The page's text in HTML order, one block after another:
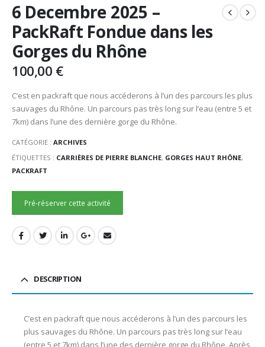
6 Decembre 2025 –
PackRaft Fondue dans les
Gorges du Rhône
100,00 €
C’est en packraft que nous accéderons à l’un des parcours les plus
sauvages du Rhône. Un parcours pas très long sur l’eau (entre 5 et
7km) dans l’une des dernière gorge du Rhône.
CATÉGORIE : ARCHIVES
ÉTIQUETTES : CARRIÈRES DE PIERRE BLANCHE, GORGES HAUT RHÔNE,
PACKRAFT
Pré-réserver cette activité
DESCRIPTION
C’est en packraft que nous accéderons à l’un des parcours les
plus sauvages du Rhône. Un parcours pas très long sur l’eau
(entre 5 et 7km) dans l’une des dernière gorge du Rhône. Après